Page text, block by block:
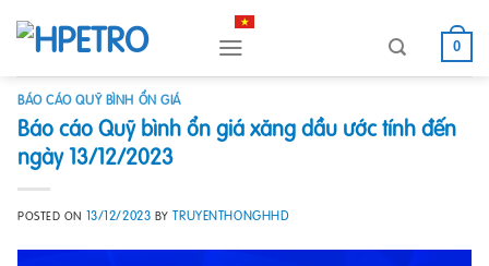
content
0
BÁO CÁO QUỸ BÌNH ỔN GIÁ
Báo cáo Quỹ bình ổn giá xăng dầu ước tính đến
ngày 13/12/2023
POSTED ON 13/12/2023 BYTRUYENTHONGHHD